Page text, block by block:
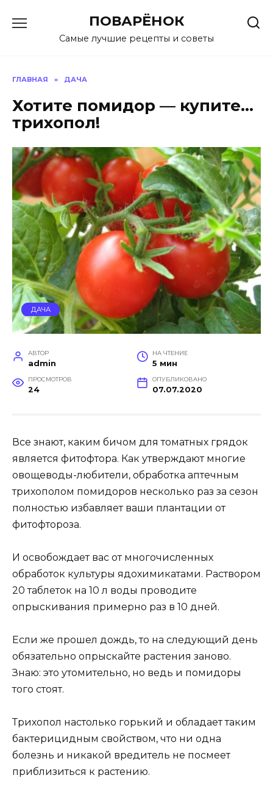
содержанию
ПОВАРЁНОК
Самые лучшие рецепты и советы
ГЛАВНАЯ » ДАЧА
Хотите помидор — купите…
трихопол!
ДАЧА
АВТОР
admin
НА ЧТЕНИЕ
5 мин
ПРОСМОТРОВ
24
ОПУБЛИКОВАНО
07.07.2020
Все знают, каким бичом для томатных грядок
является фитофтора. Как утверждают многие
овощеводы-любители, обработка аптечным
трихополом помидоров несколько раз за сезон
полностью избавляет ваши плантации от
фитофтороза.
И освобождает вас от многочисленных
обработок культуры ядохимикатами. Раствором
20 таблеток на 10 л воды проводите
опрыскивания примерно раз в 10 дней.
Если же прошел дождь, то на следующий день
обязательно опрыскайте растения заново.
Знаю: это утомительно, но ведь и помидоры
того стоят.
Трихопол настолько горький и обладает таким
бактерицидным свойством, что ни одна
болезнь и никакой вредитель не посмеет
приблизиться к растению.